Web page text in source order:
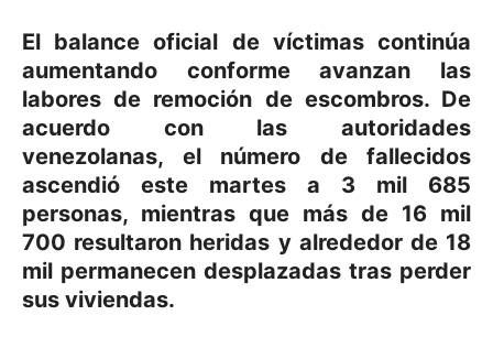
El balance oficial de víctimas continúa
aumentando conforme avanzan las
labores de remoción de escombros. De
acuerdo con las autoridades
venezolanas, el número de fallecidos
ascendió este martes a 3 mil 685
personas, mientras que más de 16 mil
700 resultaron heridas y alrededor de 18
mil permanecen desplazadas tras perder
sus viviendas.